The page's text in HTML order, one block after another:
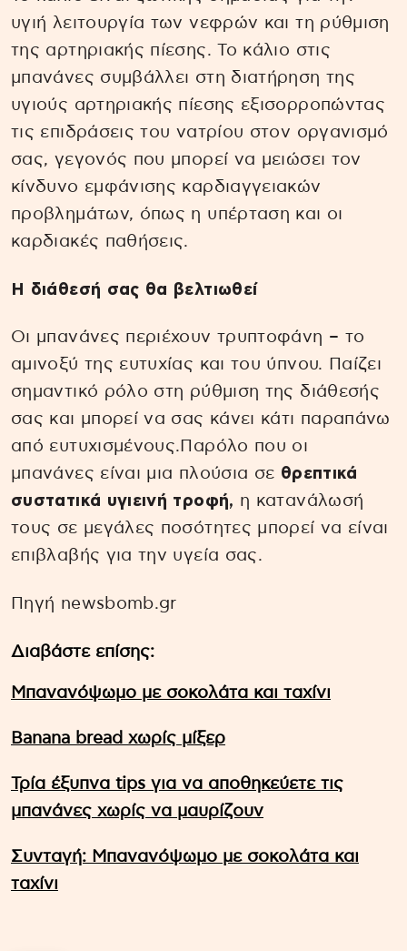
υγιή λειτουργία των νεφρών και τη ρύθμιση
της αρτηριακής πίεσης. Το κάλιο στις
μπανάνες συμβάλλει στη διατήρηση της
υγιούς αρτηριακής πίεσης εξισορροπώντας
τις επιδράσεις του νατρίου στον οργανισμό
σας, γεγονός που μπορεί να μειώσει τον
κίνδυνο εμφάνισης καρδιαγγειακών
προβλημάτων, όπως η υπέρταση και οι
καρδιακές παθήσεις.
Η διάθεσή σας θα βελτιωθεί
Οι μπανάνες περιέχουν τρυπτοφάνη – το
αμινοξύ της ευτυχίας και του ύπνου. Παίζει
σημαντικό ρόλο στη ρύθμιση της διάθεσής
σας και μπορεί να σας κάνει κάτι παραπάνω
από ευτυχισμένους.Παρόλο που οι
μπανάνες είναι μια πλούσια σε θρεπτικά
συστατικά υγιεινή τροφή, η κατανάλωσή
τους σε μεγάλες ποσότητες μπορεί να είναι
επιβλαβής για την υγεία σας.
Πηγή newsbomb.gr
Διαβάστε επίσης:
Μπανανόψωμο με σοκολάτα και ταχίνι
Banana bread χωρίς μίξερ
Τρία έξυπνα tips για να αποθηκεύετε τις
μπανάνες χωρίς να μαυρίζουν
Συνταγή: Μπανανόψωμο με σοκολάτα και
ταχίνι